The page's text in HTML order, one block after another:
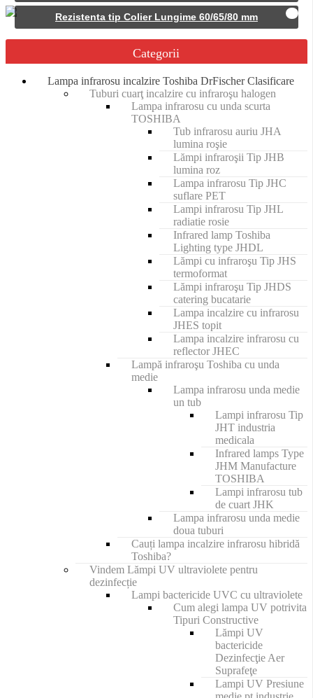
Rezistenta tip Colier Lungime 60/65/80 mm
Categorii
Lampa infrarosu incalzire Toshiba DrFischer Clasificare
Tuburi cuarţ incalzire cu infraroşu halogen
Lampa infrarosu cu unda scurta
TOSHIBA
Tub infrarosu auriu JHA
lumina roşie
Lămpi infraroşii Tip JHB
lumina roz
Lampa infrarosu Tip JHC
suflare PET
Lampi infrarosu Tip JHL
radiatie rosie
Infrared lamp Toshiba
Lighting type JHDL
Lămpi cu infraroşu Tip JHS
termoformat
Lămpi infraroşu Tip JHDS
catering bucatarie
Lampa incalzire cu infrarosu
JHES topit
Lampa incalzire infrarosu cu
reflector JHEC
Lampă infraroşu Toshiba cu unda
medie
Lampa infrarosu unda medie
un tub
Lampi infrarosu Tip
JHT industria
medicala
Infrared lamps Type
JHM Manufacture
TOSHIBA
Lampi infrarosu tub
de cuart JHK
Lampa infrarosu unda medie
doua tuburi
Cauți lampa incalzire infrarosu hibridă
Toshiba?
Vindem Lămpi UV ultraviolete pentru
dezinfecție
Lampi bactericide UVC cu ultraviolete
Cum alegi lampa UV potrivita
Tipuri Constructive
Lămpi UV
bactericide
Dezinfecţie Aer
Suprafeţe
Lampi UV Presiune